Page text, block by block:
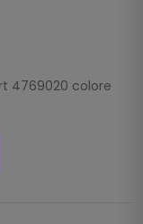
4769020 colore